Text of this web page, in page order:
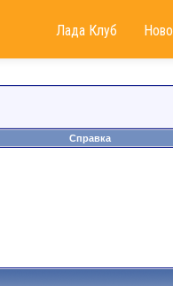
Лада Клуб
Справка